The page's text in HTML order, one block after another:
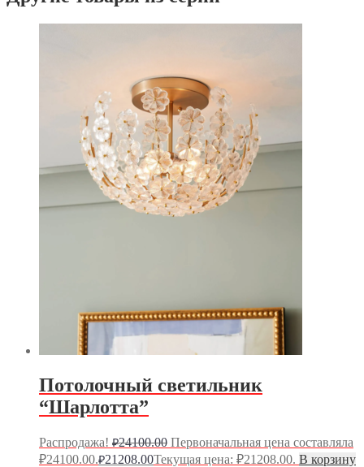
Потолочный светильник
“Шарлотта”
Распродажа! ₽24100.00 Первоначальная цена составляла
₽24100.00.₽21208.00Текущая цена: ₽21208.00. В корзину